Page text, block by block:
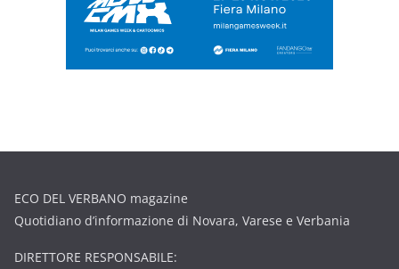
ECO DEL VERBANO magazine
Quotidiano d’informazione di Novara, Varese e Verbania
DIRETTORE RESPONSABILE: